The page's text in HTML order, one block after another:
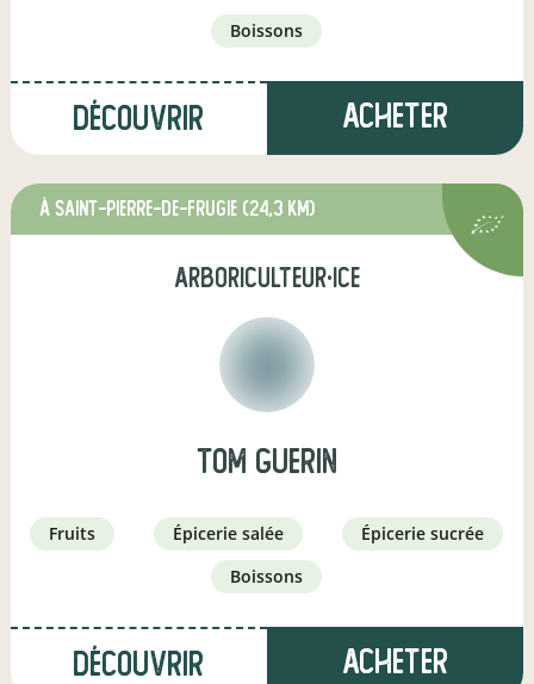
boissons
Découvrir Acheter
à Saint-Pierre-de-Frugie (24,3 km)
arboriculteur·ice
TOM GUERIN
fruits épicerie salée
épicerie sucrée
boissons
Découvrir Acheter